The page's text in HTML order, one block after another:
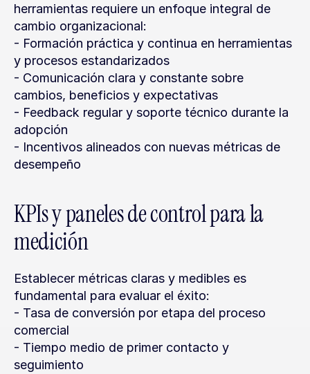
herramientas requiere un enfoque integral de
cambio organizacional:
- Formación práctica y continua en herramientas
y procesos estandarizados
- Comunicación clara y constante sobre
cambios, beneficios y expectativas
- Feedback regular y soporte técnico durante la
adopción
- Incentivos alineados con nuevas métricas de
desempeño
KPIs y paneles de control para la
medición
Establecer métricas claras y medibles es
fundamental para evaluar el éxito:
- Tasa de conversión por etapa del proceso
comercial
- Tiempo medio de primer contacto y
seguimiento